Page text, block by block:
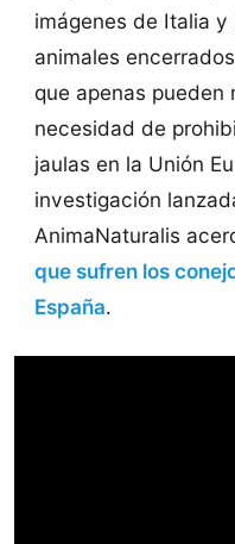
imágenes de Italia
animales
que apenas pueden
necesidad de
jaulas en la Unión
investigación
AnimaNaturalis
que sufren los
España.